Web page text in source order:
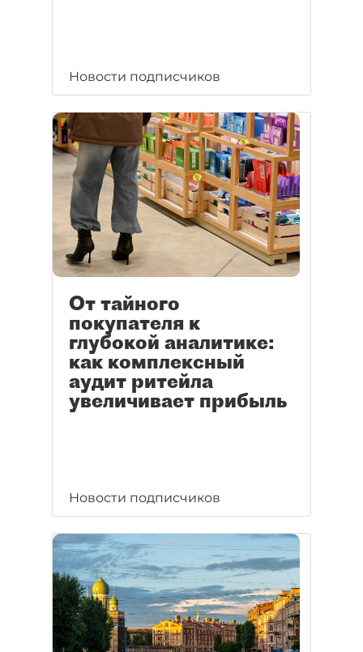
Новости подписчиков
От тайного
покупателя к
глубокой аналитике:
как комплексный
аудит ритейла
увеличивает прибыль
Новости подписчиков